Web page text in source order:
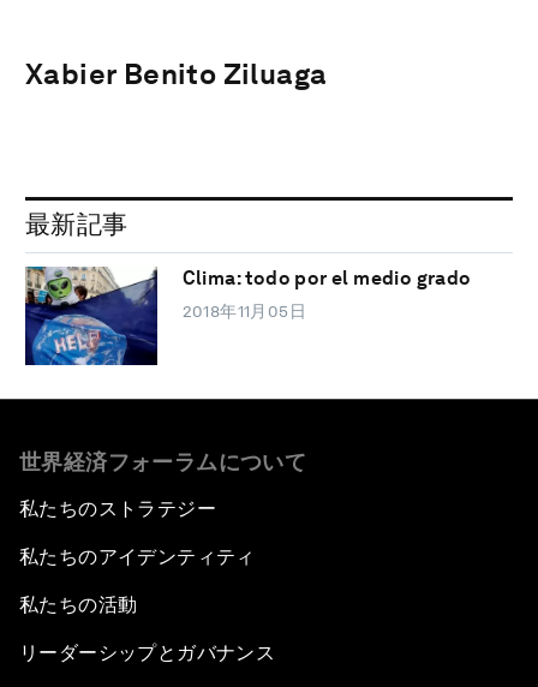
Xabier Benito Ziluaga
最新記事
Clima: todo por el medio grado
2018年11月05日
世界経済フォーラムについて
私たちのストラテジー
私たちのアイデンティティ
私たちの活動
リーダーシップとガバナンス